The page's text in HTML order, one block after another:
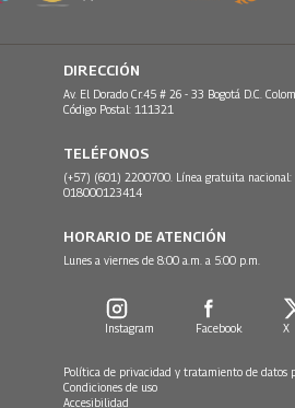
DIRECCIÓN
Av. El Dorado Cr.45 # 26 - 33 Bogotá D.C.
Código Postal: 111321
TELÉFONOS
(+57) (601) 2200700. Línea gratuita nacional:
018000123414
HORARIO DE ATENCIÓN
Lunes a viernes de 8:00 a.m. a 5:00 p.m.
Instagram Facebook X
Política de privacidad y tratamiento de datos
Condiciones de uso
Accesibilidad